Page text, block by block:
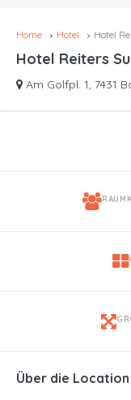
Home Hotel Hotel
Hotel Reiters
Am Golfpl. 1, 7431
Über die